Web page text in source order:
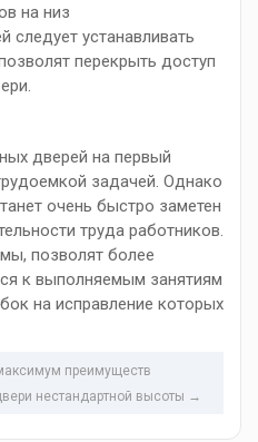
на низ
устанавливать
перекрыть доступ
дверей на первый
задачей. Однако
очень быстро заметен
труда работников.
позволят более
к выполняемым занятиям
на исправление которых
преимуществ
нестандартной высоты →